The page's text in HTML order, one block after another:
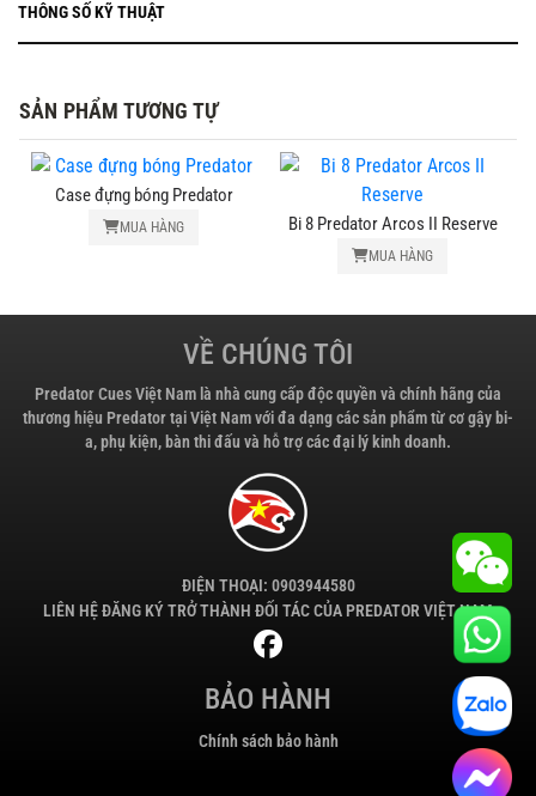
THÔNG SỐ KỸ THUẬT
SẢN PHẨM TƯƠNG TỰ
Case đựng bóng Predator
MUA HÀNG Bi 8 Predator Arcos II Reserve
MUA HÀNG
VỀ CHÚNG TÔI
Predator Cues Việt Nam là nhà cung cấp độc quyền và chính hãng của
thương hiệu Predator tại Việt Nam với đa dạng các sản phẩm từ cơ gậy bi-
a, phụ kiện, bàn thi đấu và hỗ trợ các đại lý kinh doanh.
ĐIỆN THOẠI: 0903944580
LIÊN HỆ ĐĂNG KÝ TRỞ THÀNH ĐỐI TÁC CỦA PREDATOR VIỆT NAM
BẢO HÀNH
Chính sách bảo hành